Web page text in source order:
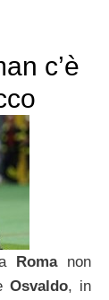
c’è
Romanon
Osvaldo, in